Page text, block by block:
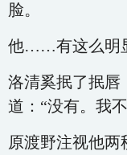
脸。
他……有这么明
洛清奚抿了抿唇
道：“没有。我
原渡野注视他两